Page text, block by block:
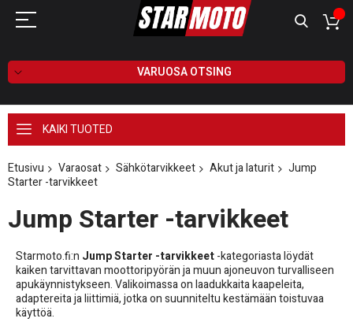
VARUOSA OTSING
KAIKI TUOTED
Etusivu Varaosat Sähkötarvikkeet Akut ja laturit
Jump
Starter -tarvikkeet
Jump Starter -tarvikkeet
Starmoto.fi:n Jump Starter -tarvikkeet-kategoriasta löydät
kaiken tarvittavan moottoripyörän ja muun ajoneuvon turvalliseen
apukäynnistykseen. Valikoimassa on laadukkaita kaapeleita,
adaptereita ja liittimiä, jotka on suunniteltu kestämään toistuvaa
käyttöä.